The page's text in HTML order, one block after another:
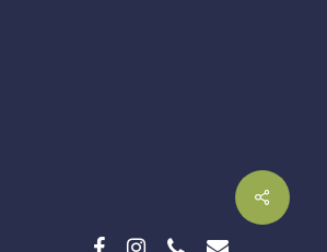
facebookinstagramphoneemail